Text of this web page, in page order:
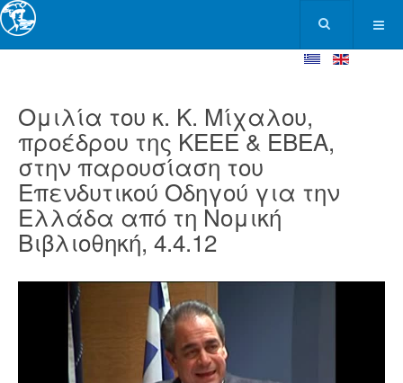
Ομιλία του κ. Κ. Μίχαλου,
προέδρου της ΚΕΕΕ & ΕΒΕΑ,
στην παρουσίαση του
Επενδυτικού Οδηγού για την
Ελλάδα από τη Νομική
Βιβλιοθηκή, 4.4.12